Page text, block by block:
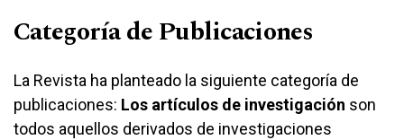
Categoría de Publicaciones
La Revista ha planteado la siguiente categoría de
publicaciones: Los artículos de investigación son
todos aquellos derivados de investigaciones